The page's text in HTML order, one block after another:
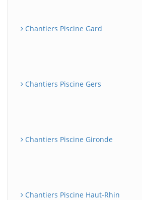
Chantiers Piscine Gard
Chantiers Piscine Gers
Chantiers Piscine Gironde
Chantiers Piscine Haut-Rhin